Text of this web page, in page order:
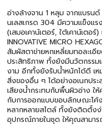
อ่างล้างจาน 1 หลุม จากแบรน
นเลสเกรด 304 มีความแข็งแ
(เสมอเคาน์เตอร์, ใต้เคาน์เตอ
INNOVATIVE MICRO
สัมผัสตาข่ายหกเหลี่ยมทอละเ
ประสิทธิภาพ ทั้งยังมีนวัตกรรม
งาม อีกทั้งยังรับน้ำหนักได้ดี เห
สิ่งของอื่น ๆ ได้อย่างอเนกปร
เสียงน้ำกระทบกับพื้นผิวอ่าง ใ
กับการออกแบบขอบลักษณะโค้
หลากหลายสไตล์ ทั้งยังติดตั้ง
อุปกรณ์ภายในชุด ให้คุณสามา